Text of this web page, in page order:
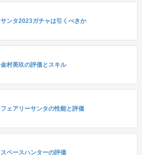
サンタ2023ガチャは引くべきか
金村美玖の評価とスキル
フェアリーサンタの性能と評価
スペースハンターの評価